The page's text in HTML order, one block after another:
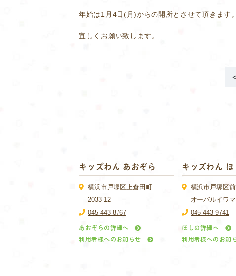
年始は1月4日(月)からの開所とさせて頂きます。
宜しくお願い致します。
キッズわん あおぞら
横浜市戸塚区上倉田町
2033-12
045-443-8767
あおぞらの詳細へ
利用者様へのお知らせ
キッズわん ほ
横浜市戸塚区
オーバルイワ
045-443-9741
ほしの詳細へ
利用者様へのお知